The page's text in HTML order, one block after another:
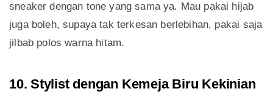
sneaker dengan tone yang sama ya. Mau pakai hijab
juga boleh, supaya tak terkesan berlebihan, pakai saja
jilbab polos warna hitam.
10. Stylist dengan Kemeja Biru Kekinian